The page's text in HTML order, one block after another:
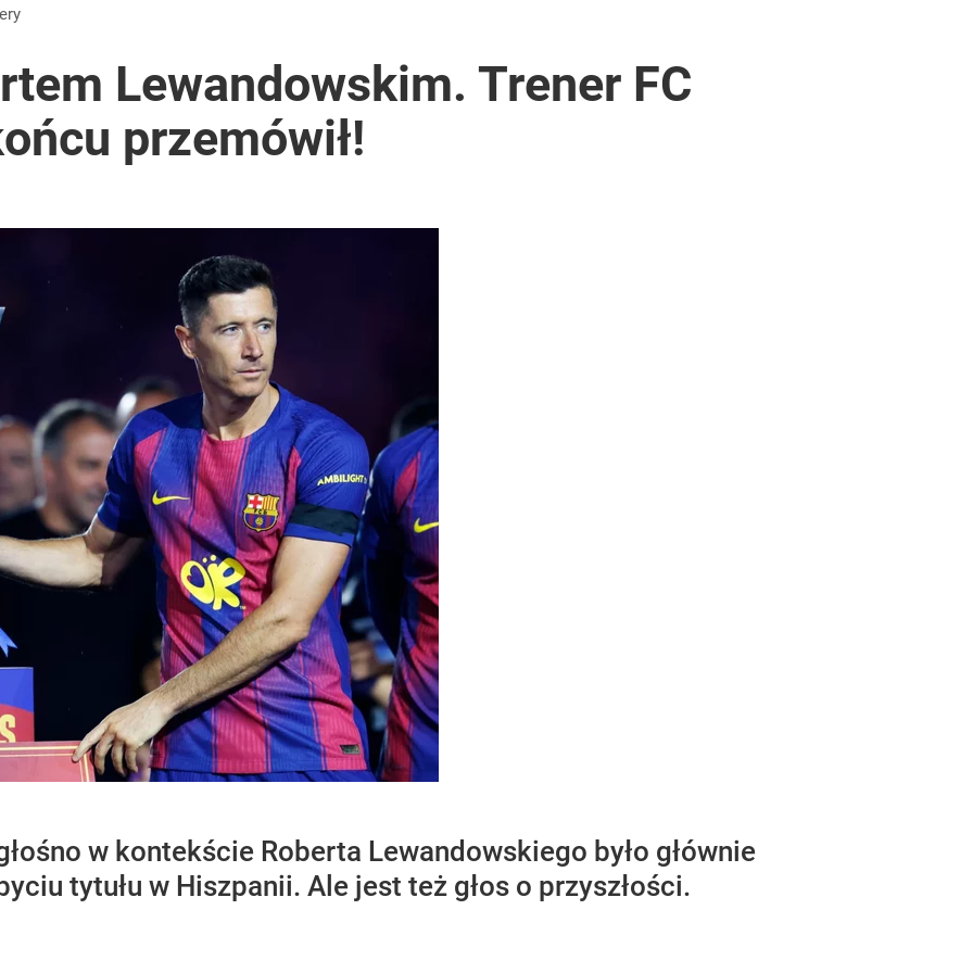
Lewandowskim. Trener FC
przemówił!
w kontekście Roberta Lewandowskiego było głównie
tytułu w Hiszpanii. Ale jest też głos o przyszłości.